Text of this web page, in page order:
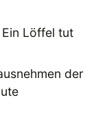
Löffel tut
der